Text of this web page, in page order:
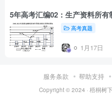
5年高考汇编02：生产资料所有
高考真题
1月17日
服务条款 帮助支持
Copyright © 2024 · 梧桐树